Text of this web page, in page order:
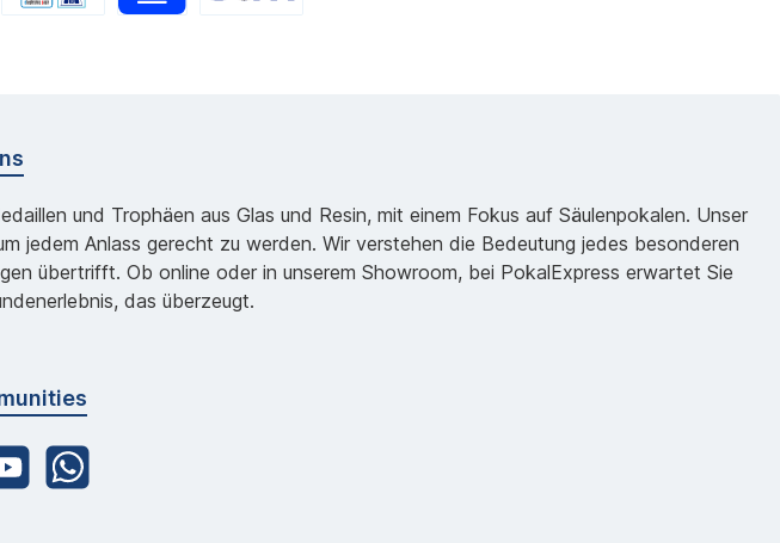
und Trophäen aus Glas und Resin, mit einem Fokus auf Säulenpokalen. Unser
jedem Anlass gerecht zu werden. Wir verstehen die Bedeutung jedes besonderen
übertrifft. Ob online oder in unserem Showroom, bei PokalExpress erwartet Sie
das überzeugt.